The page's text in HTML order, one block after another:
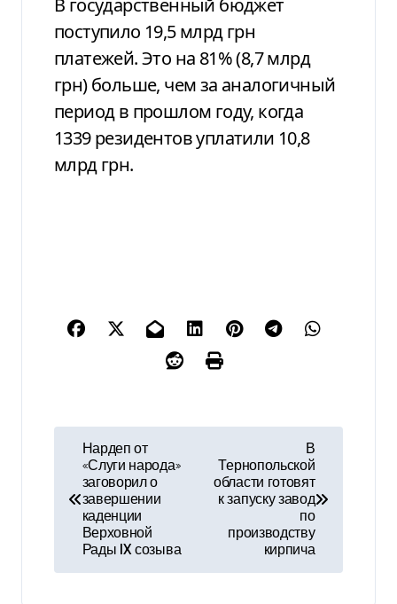
В государственный бюджет
поступило 19,5 млрд грн
платежей. Это на 81% (8,7 млрд
грн) больше, чем за аналогичный
период в прошлом году, когда
1339 резидентов уплатили 10,8
млрд грн.
Нардеп от
«Слуги народа»
заговорил о
завершении
каденции
Верховной
Рады IX созыва
В
Тернопольской
области готовят
к запуску завод
по
производству
кирпича